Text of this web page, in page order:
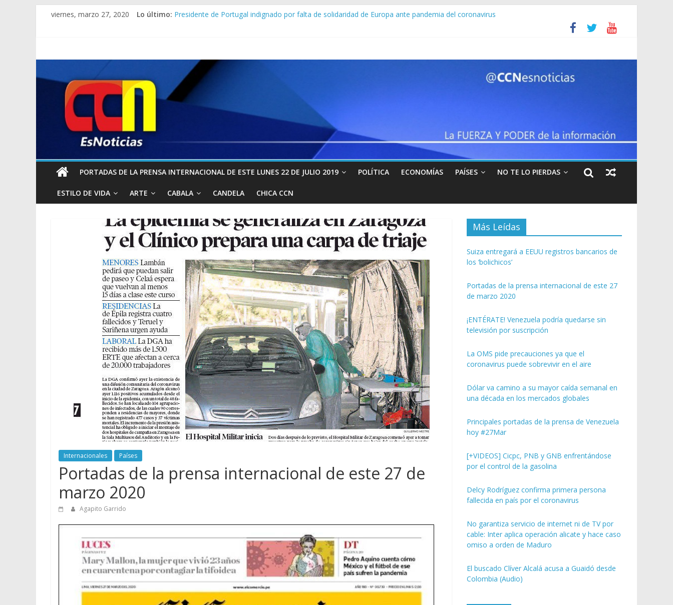
viernes, marzo 27, 2020 Lo último: Presidente de Portugal indignado por falta de solidaridad de Europa ante pandemia del coronavirus
Ni los condones se han salvado de la crisis mundial provocada por el virus chino
PORTADAS DE LA PRENSA INTERNACIONAL DE ESTE LUNES 22 DE JULIO 2019 POLÍTICA ECONOMÍAS PAÍSES NO TE LO PIERDAS
ESTILO DE VIDA ARTE CABALA CANDELA CHICA CCN
Internacionales Países
Portadas de la prensa internacional de este 27 de
marzo 2020
Agapito Garrido
Más Leídas
Suiza entregará a EEUU registros bancarios de
los ‘bolichicos’
Portadas de la prensa internacional de este 27
de marzo 2020
¡ENTÉRATE! Venezuela podría quedarse sin
televisión por suscripción
La OMS pide precauciones ya que el
coronavirus puede sobrevivir en el aire
Dólar va camino a su mayor caída semanal en
una década en los mercados globales
Principales portadas de la prensa de Venezuela
hoy #27Mar
[+VIDEOS] Cicpc, PNB y GNB enfrentándose
por el control de la gasolina
Delcy Rodríguez confirma primera persona
fallecida en país por el coronavirus
No garantiza servicio de internet ni de TV por
cable: Inter aplica operación alicate y hace caso
omiso a orden de Maduro
El buscado Clíver Alcalá acusa a Guaidó desde
Colombia (Audio)